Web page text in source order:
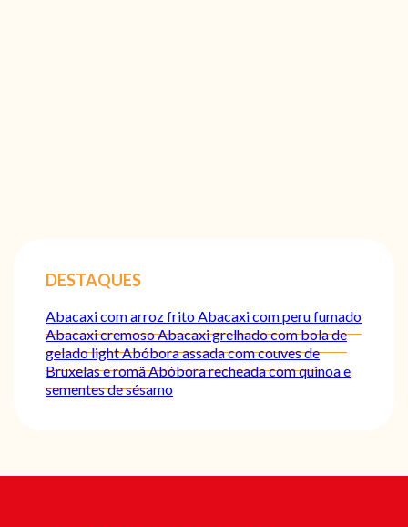
DESTAQUES
Abacaxi com arroz fritoAbacaxi com peru fumado
Abacaxi cremosoAbacaxi grelhado com bola de
gelado lightAbóbora assada com couves de
Bruxelas e romãAbóbora recheada com quinoa e
sementes de sésamo